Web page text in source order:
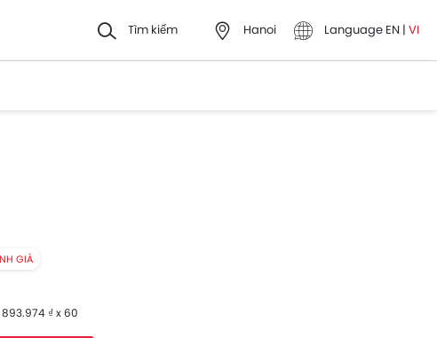
Tìm kiếm Hanoi Language EN | VI
GIÁ
893.974 ₫ x 60